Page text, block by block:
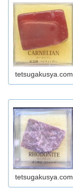
tetsugakusya.com
tetsugakusya.com